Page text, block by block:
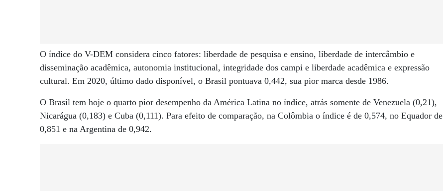
O índice do V-DEM considera cinco fatores: liberdade de pesquisa e ensino, liberdade de intercâmbio e
disseminação acadêmica, autonomia institucional, integridade dos campi e liberdade acadêmica e expressão
cultural. Em 2020, último dado disponível, o Brasil pontuava 0,442, sua pior marca desde 1986.
O Brasil tem hoje o quarto pior desempenho da América Latina no índice, atrás somente de Venezuela (0,21),
Nicarágua (0,183) e Cuba (0,111). Para efeito de comparação, na Colômbia o índice é de 0,574, no Equador de
0,851 e na Argentina de 0,942.